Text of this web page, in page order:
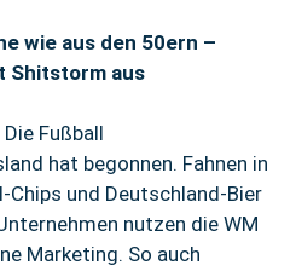
wie aus den 50ern –
Shitstorm aus
Fußball
hat begonnen. Fahnen in
Chips und Deutschland-Bier
nutzen die WM
Marketing. So auch